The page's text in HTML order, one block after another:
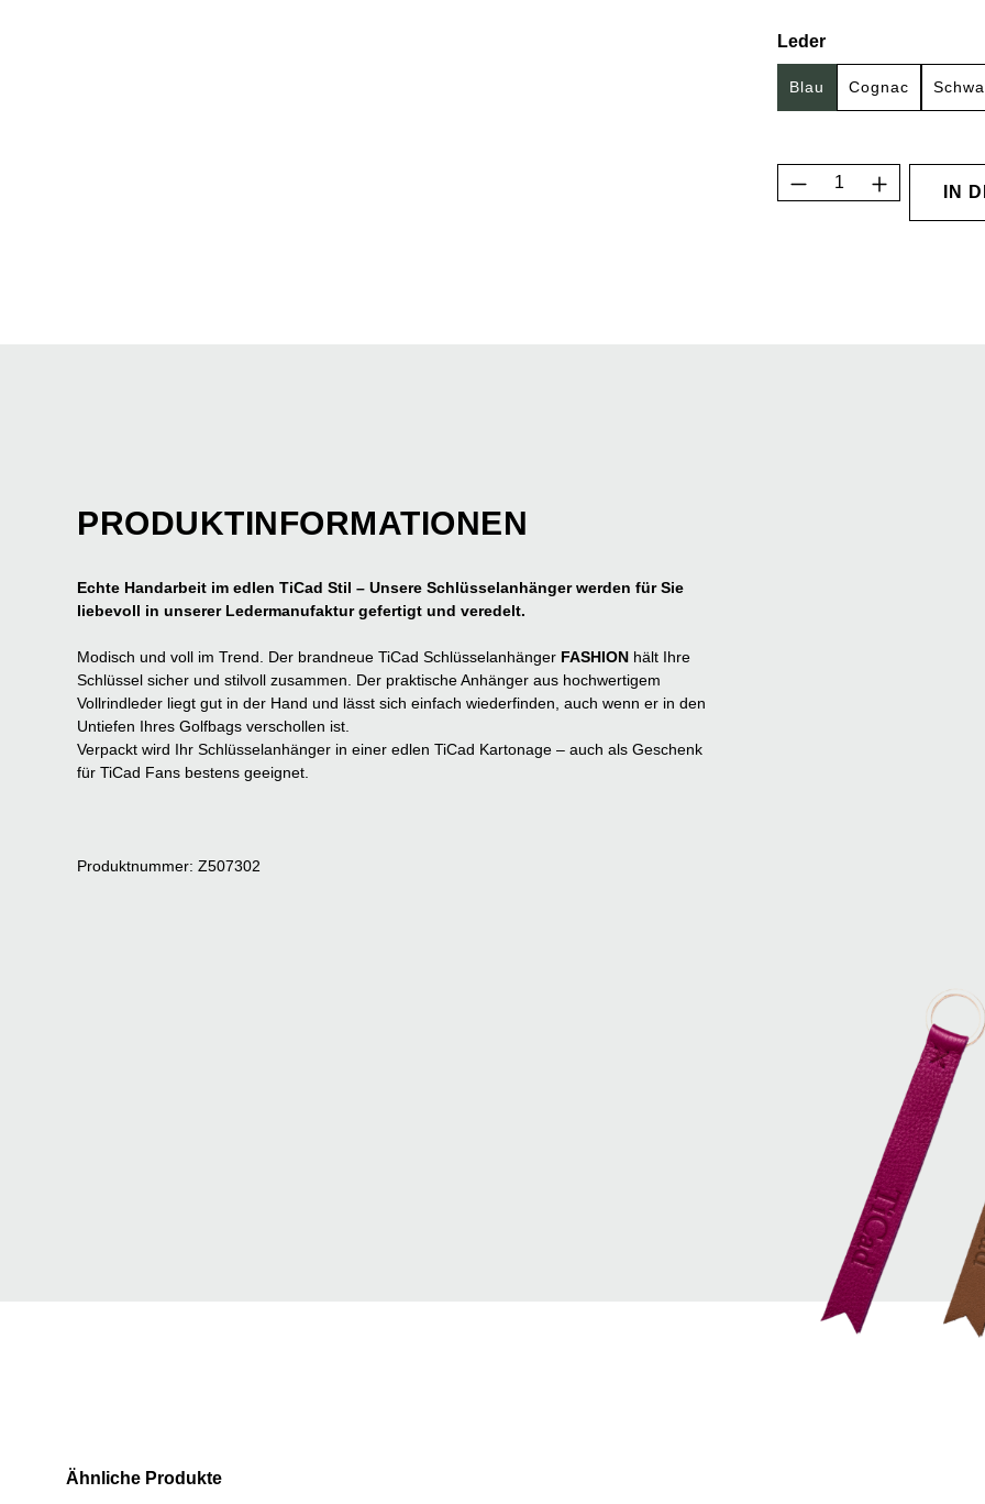
Lederauswählen
Blau Cognac
Produkt Anzahl:
IN
PRODUKTINFORMATIONEN
Echte Handarbeit im edlen TiCad Stil – Unsere Schlüsselanhänger werden für Sie
liebevoll in unserer Ledermanufaktur gefertigt und veredelt.
Modisch und voll im Trend. Der brandneue TiCad Schlüsselanhänger FASHION hält Ihre
Schlüssel sicher und stilvoll zusammen. Der praktische Anhänger aus hochwertigem
Vollrindleder liegt gut in der Hand und lässt sich einfach wiederfinden, auch wenn er in den
Untiefen Ihres Golfbags verschollen ist.
Verpackt wird Ihr Schlüsselanhänger in einer edlen TiCad Kartonage – auch als Geschenk
für TiCad Fans bestens geeignet.
Produktnummer: Z507302
Ähnliche Produkte